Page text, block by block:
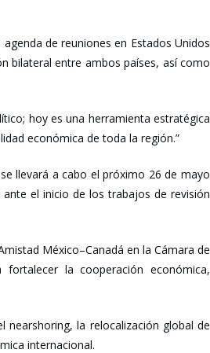
de reuniones en Estados Unidos
bilateral entre ambos países, así como
hoy es una herramienta estratégica
económica de toda la región.”
llevará a cabo el próximo 26 de mayo
el inicio de los trabajos de revisión
México–Canadá en la Cámara de
la cooperación económica,
nearshoring, la relocalización global de
internacional.